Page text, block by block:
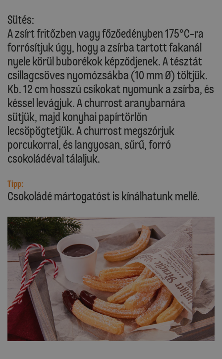
Sütés:
A zsírt fritőzben vagy főzőedényben 175°C-ra
forrósítjuk úgy, hogy a zsírba tartott fakanál
nyele körül buborékok képződjenek. A tésztát
csillagcsöves nyomózsákba (10 mm Ø) töltjük.
Kb. 12 cm hosszú csíkokat nyomunk a zsírba, és
késsel levágjuk. A churrost aranybarnára
sütjük, majd konyhai papírtörlőn
lecsöpögtetjük. A churrost megszórjuk
porcukorral, és langyosan, sűrű, forró
csokoládéval tálaljuk.
Tipp:
Csokoládé mártogatóst is kínálhatunk mellé.